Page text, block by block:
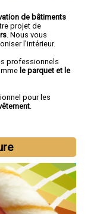
de bâtiments
projet de
. Nous vous
l'intérieur.
professionnels
le parquet et le
pour les
.